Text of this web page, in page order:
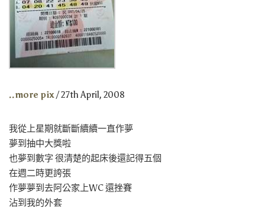
..more pix/ 27th April, 2008
我從上星期就斷斷續續一直作夢
夢到抽中大獎啦
也夢到數字 很清楚的起床後還記得五個
在週二時更誇張
作夢夢到去阿公家上WC 還挫賽
沾到我的外套